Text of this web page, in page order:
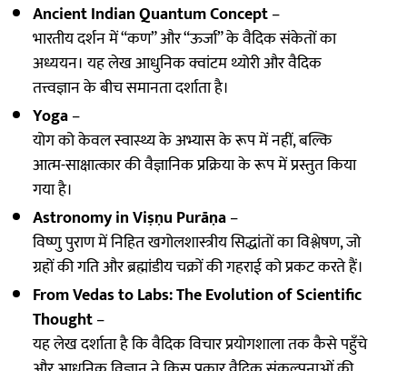
Ancient Indian Quantum Concept–
भारतीय दर्शन में “कण” और “ऊर्जा” के वैदिक संकेतों का
अध्ययन। यह लेख आधुनिक क्वांटम थ्योरी और वैदिक
तत्त्वज्ञान के बीच समानता दर्शाता है।
Yoga–
योग को केवल स्वास्थ्य के अभ्यास के रूप में नहीं, बल्कि
आत्म-साक्षात्कार की वैज्ञानिक प्रक्रिया के रूप में प्रस्तुत किया
गया है।
Astronomy in Viṣṇu Purāṇa–
विष्णु पुराण में निहित खगोलशास्त्रीय सिद्धांतों का विश्लेषण, जो
ग्रहों की गति और ब्रह्मांडीय चक्रों की गहराई को प्रकट करते हैं।
From Vedas to Labs: The Evolution of Scientific
Thought–
यह लेख दर्शाता है कि वैदिक विचार प्रयोगशाला तक कैसे पहुँचे